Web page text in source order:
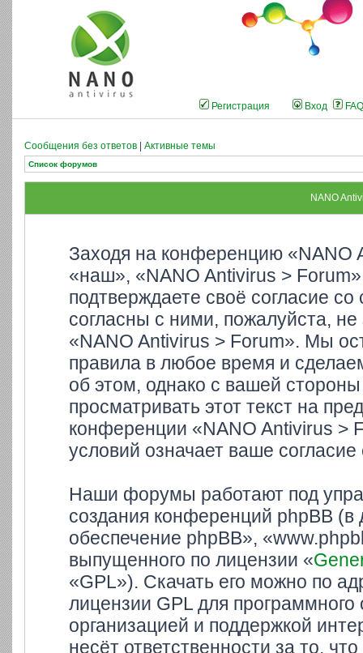
Регистрация Вход FAQ
Сообщения без ответов Активные темы
Список форумов
NANO
Заходя на конференцию
«наш», «NANO Antivirus >
подтверждаете своё согласие
согласны с ними, пожалуйста,
«NANO Antivirus > Forum». Мы
правила в любое время и
об этом, однако с вашей
просматривать этот текст на
конференции «NANO Antivirus >
условий означает ваше
Наши форумы работают под
создания конференций phpBB
обеспечение phpBB»,
выпущенного по лицензии «
«GPL»). Скачать его можно по
лицензии GPL для
организацией и поддержкой
несёт ответственности за то,